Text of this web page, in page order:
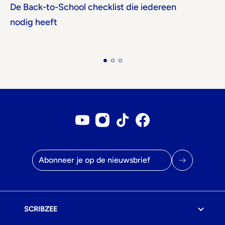
De Back-to-School checklist die iedereen
nodig heeft
E-mailadres
SCRIBZEE